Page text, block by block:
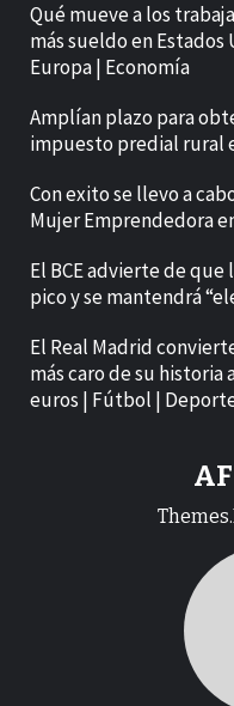
Qué mueve a los
más sueldo en
Europa | Economía
Amplían plazo para
impuesto predial rural
Con exito se llevo a
Mujer Emprendedora
El BCE advierte de que
pico y se mantendrá
El Real Madrid
más caro de su
euros | Fútbol |